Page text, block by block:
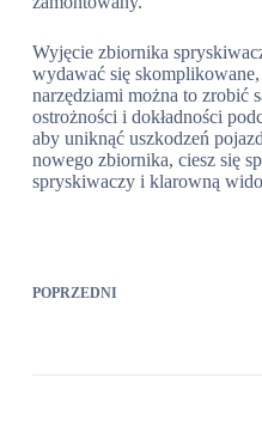
Wyjęcie zbiornika
wydawać się
narzędziami można to zrobić
ostrożności i dokładności
aby uniknąć uszkodzeń
nowego zbiornika, ciesz się
spryskiwaczy i klarowną
POPRZEDNI